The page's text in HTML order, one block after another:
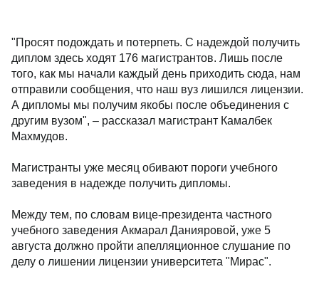
"Просят подождать и потерпеть. С надеждой получить
диплом здесь ходят 176 магистрантов. Лишь после
того, как мы начали каждый день приходить сюда, нам
отправили сообщения, что наш вуз лишился лицензии.
А дипломы мы получим якобы после объединения с
другим вузом", – рассказал магистрант Камалбек
Махмудов.
Магистранты уже месяц обивают пороги учебного
заведения в надежде получить дипломы.
Между тем, по словам вице-президента частного
учебного заведения Акмарал Данияровой, уже 5
августа должно пройти апелляционное слушание по
делу о лишении лицензии университета "Мирас".